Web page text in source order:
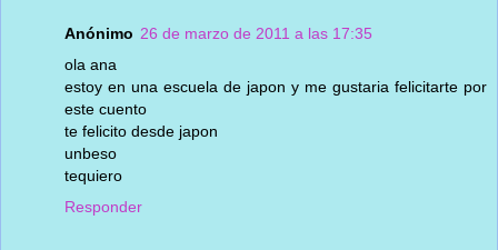
Anónimo 26 de marzo de 2011 a las 17:35
ola ana
estoy en una escuela de japon y me gustaria felicitarte por
este cuento
te felicito desde japon
unbeso
tequiero
Responder